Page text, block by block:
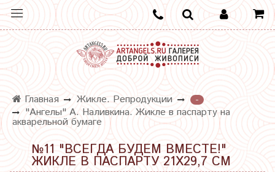
Главная Жикле. Репродукции
-
"Ангелы" А. Наливкина. Жикле в паспарту на
акварельной бумаге
№11 "ВСЕГДА БУДЕМ ВМЕСТЕ!"
ЖИКЛЕ В ПАСПАРТУ 21Х29,7 СМ